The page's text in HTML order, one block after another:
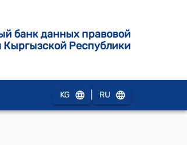
банк данных правовой
Республики
KG RU